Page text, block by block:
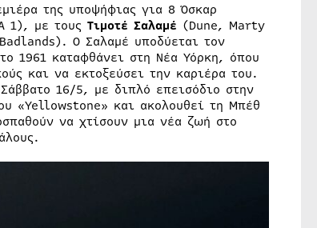
της υποψήφιας για 8 Όσκαρ
1), με τους Τιμοτέ Σαλαμέ (Dune, Marty
Ο Σαλαμέ υποδύεται τον
1961 καταφθάνει στη Νέα Υόρκη, όπου
και να εκτοξεύσει την καριέρα του.
16/5, με διπλό επεισόδιο στην
«Yellowstone» και ακολουθεί τη Μπέθ
να χτίσουν μια νέα ζωή στο